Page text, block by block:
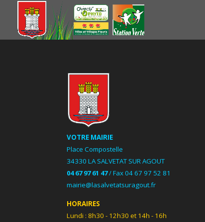
VOTRE MAIRIE
Place Compostelle
34330 LA SALVETAT SUR AGOUT
04 67 97 61 47/Fax 04 67 97 52 81
mairie@lasalvetatsuragout.fr
HORAIRES
Lundi : 8h30 - 12h30 et 14h - 16h